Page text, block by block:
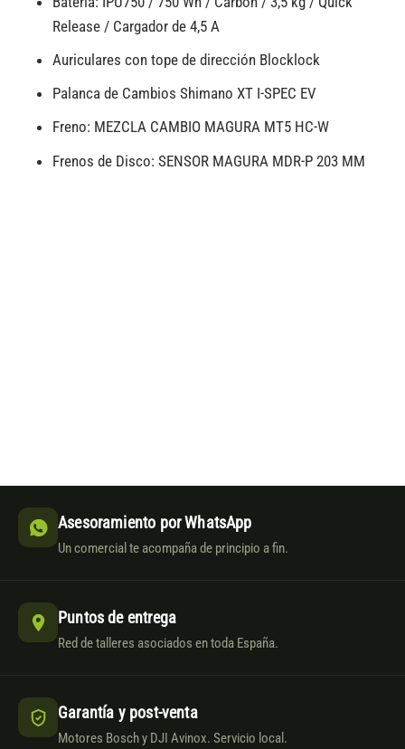
Release / Cargador de 4,5 A
Auriculares con tope de dirección Blocklock
Palanca de Cambios Shimano XT I-SPEC EV
Freno: MEZCLA CAMBIO MAGURA MT5 HC-W
Frenos de Disco: SENSOR MAGURA MDR-P 203 MM
Asesoramiento por WhatsApp
Un comercial te acompaña de principio a fin.
Puntos de entrega
Red de talleres asociados en toda España.
Garantía y post-venta
Motores Bosch y DJI Avinox. Servicio local.